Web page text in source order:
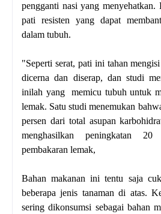
pengganti nasi yang
pati resisten yang dapat
dalam tubuh.
"Seperti serat, pati ini tahan
dicerna dan diserap, dan studi
inilah yang memicu tubuh untuk
lemak. Satu studi menemukan
persen dari total asupan
menghasilkan peningkatan
pembakaran lemak,
Bahan makanan ini tentu saja
beberapa jenis tanaman di atas.
sering dikonsumsi sebagai bahan